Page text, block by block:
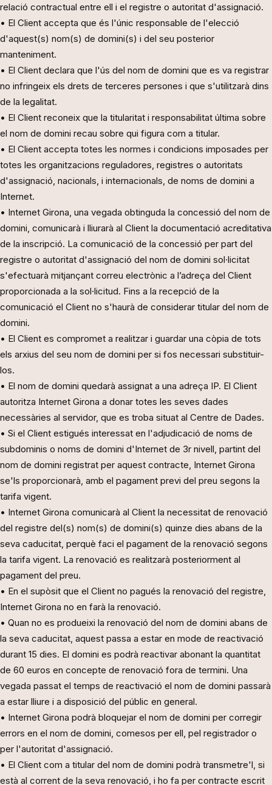
relació contractual entre ell i el registre o autoritat d'assignació.
• El Client accepta que és l'únic responsable de l'elecció
d'aquest(s) nom(s) de domini(s) i del seu posterior
manteniment.
• El Client declara que l'ús del nom de domini que es va registrar
no infringeix els drets de terceres persones i que s'utilitzarà dins
de la legalitat.
• El Client reconeix que la titularitat i responsabilitat última sobre
el nom de domini recau sobre qui figura com a titular.
• El Client accepta totes les normes i condicions imposades per
totes les organitzacions reguladores, registres o autoritats
d'assignació, nacionals, i internacionals, de noms de domini a
Internet.
• Internet Girona, una vegada obtinguda la concessió del nom de
domini, comunicarà i lliurarà al Client la documentació acreditativa
de la inscripció. La comunicació de la concessió per part del
registre o autoritat d'assignació del nom de domini sol·licitat
s'efectuarà mitjançant correu electrònic a l’adreça del Client
proporcionada a la sol·licitud. Fins a la recepció de la
comunicació el Client no s'haurà de considerar titular del nom de
domini.
• El Client es compromet a realitzar i guardar una còpia de tots
els arxius del seu nom de domini per si fos necessari substituir-
los.
• El nom de domini quedarà assignat a una adreça IP. El Client
autoritza Internet Girona a donar totes les seves dades
necessàries al servidor, que es troba situat al Centre de Dades.
• Si el Client estigués interessat en l'adjudicació de noms de
subdominis o noms de domini d'Internet de 3r nivell, partint del
nom de domini registrat per aquest contracte, Internet Girona
se'ls proporcionarà, amb el pagament previ del preu segons la
tarifa vigent.
• Internet Girona comunicarà al Client la necessitat de renovació
del registre del(s) nom(s) de domini(s) quinze dies abans de la
seva caducitat, perquè faci el pagament de la renovació segons
la tarifa vigent. La renovació es realitzarà posteriorment al
pagament del preu.
• En el supòsit que el Client no pagués la renovació del registre,
Internet Girona no en farà la renovació.
• Quan no es produeixi la renovació del nom de domini abans de
la seva caducitat, aquest passa a estar en mode de reactivació
durant 15 dies. El domini es podrà reactivar abonant la quantitat
de 60 euros en concepte de renovació fora de termini. Una
vegada passat el temps de reactivació el nom de domini passarà
a estar lliure i a disposició del públic en general.
• Internet Girona podrà bloquejar el nom de domini per corregir
errors en el nom de domini, comesos per ell, pel registrador o
per l'autoritat d'assignació.
• El Client com a titular del nom de domini podrà transmetre'l, si
està al corrent de la seva renovació, i ho fa per contracte escrit